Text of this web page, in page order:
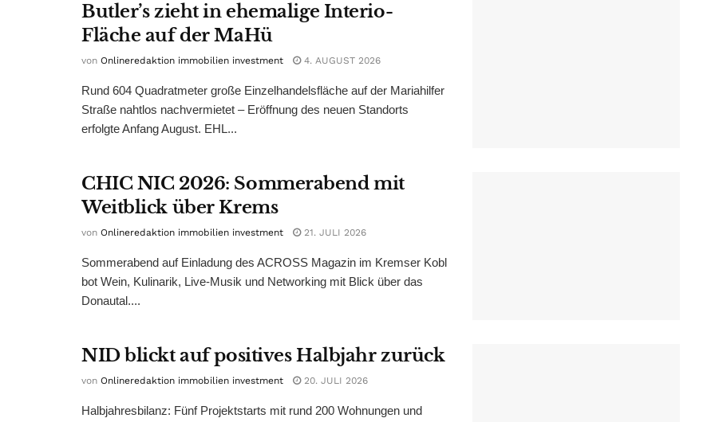
Butler’s zieht in ehemalige Interio-
Fläche auf der MaHü
von Onlineredaktion immobilien investment 4. AUGUST 2026
Rund 604 Quadratmeter große Einzelhandelsfläche auf der Mariahilfer
Straße nahtlos nachvermietet – Eröffnung des neuen Standorts
erfolgte Anfang August. EHL...
CHIC NIC 2026: Sommerabend mit
Weitblick über Krems
von Onlineredaktion immobilien investment 21. JULI 2026
Sommerabend auf Einladung des ACROSS Magazin im Kremser Kobl
bot Wein, Kulinarik, Live-Musik und Networking mit Blick über das
Donautal....
NID blickt auf positives Halbjahr zurück
von Onlineredaktion immobilien investment 20. JULI 2026
Halbjahresbilanz: Fünf Projektstarts mit rund 200 Wohnungen und